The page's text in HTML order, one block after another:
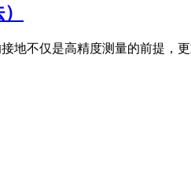
地不仅是高精度测量的前提，